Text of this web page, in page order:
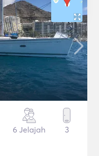
6 Jelajah 3